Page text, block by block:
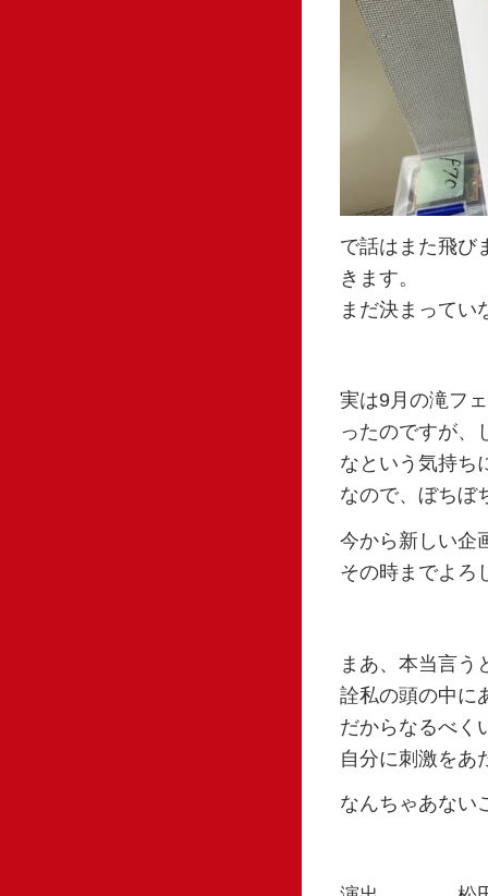
で話はまた飛び
きます。
まだ決まってい
実は9月の滝フ
ったのですが、
なという気持ち
なので、ぼちぼ
今から新しい企
その時までよろ
まあ、本当言う
詮私の頭の中に
だからなるべく
自分に刺激をあ
なんちゃあない